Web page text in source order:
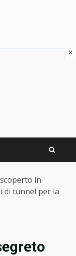
in
di tunnel per la
×